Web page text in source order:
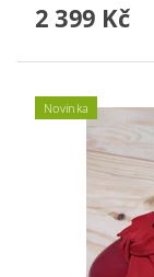
2 399 Kč
Novinka